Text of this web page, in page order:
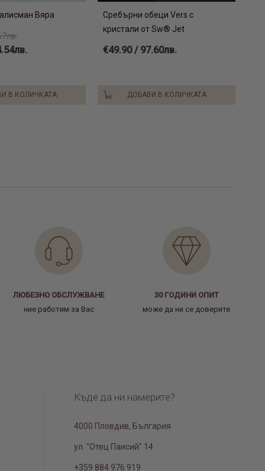
Вяра
В КОЛИЧКАТА
Сребърни обеци Vers с
кристали от Sw® Jet
€49.90 / 97.60лв.
ДОБАВИ В КОЛИЧКАТА
ЛЮБЕЗНО ОБСЛУЖВАНЕ
ние работим за Вас
30 ГОДИНИ ОПИТ
може да ни се доверите
Къде да ни намерите?
4000 Пловдив, България
ул. "Отец Паисий" 14
+359 884 976 919